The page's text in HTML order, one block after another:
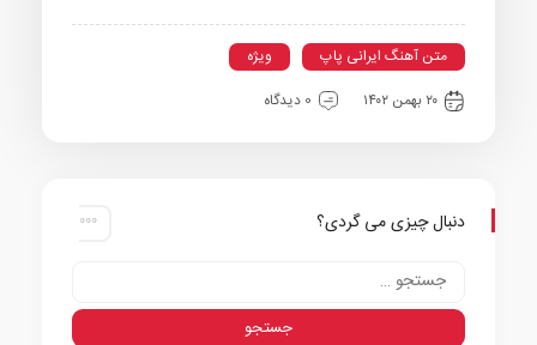
متن آهنگ ایرانی پاپ
ویژه
۲۰ بهمن ۱۴۰۲
0 دیدگاه
دنبال چیزی می گردی؟